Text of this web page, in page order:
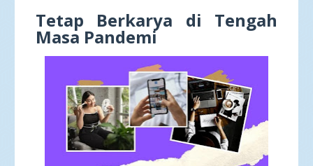
Tetap Berkarya di Tengah
Masa Pandemi